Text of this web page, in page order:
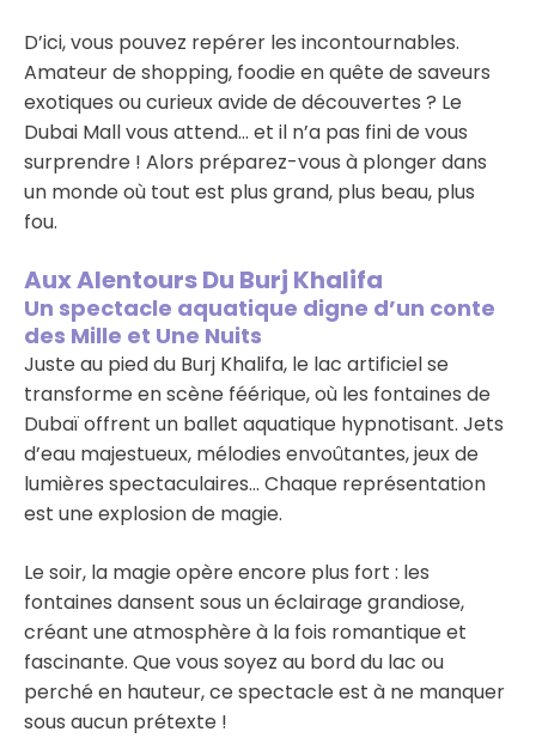
D’ici, vous pouvez repérer les incontournables.
Amateur de shopping, foodie en quête de saveurs
exotiques ou curieux avide de découvertes ? Le
Dubai Mall vous attend… et il n’a pas fini de vous
surprendre ! Alors préparez-vous à plonger dans
un monde où tout est plus grand, plus beau, plus
fou.
Aux Alentours Du Burj Khalifa
Un spectacle aquatique digne d’un conte
des Mille et Une Nuits
Juste au pied du Burj Khalifa, le lac artificiel se
transforme en scène féérique, où les fontaines de
Dubaï offrent un ballet aquatique hypnotisant. Jets
d’eau majestueux, mélodies envoûtantes, jeux de
lumières spectaculaires… Chaque représentation
est une explosion de magie.
Le soir, la magie opère encore plus fort : les
fontaines dansent sous un éclairage grandiose,
créant une atmosphère à la fois romantique et
fascinante. Que vous soyez au bord du lac ou
perché en hauteur, ce spectacle est à ne manquer
sous aucun prétexte !